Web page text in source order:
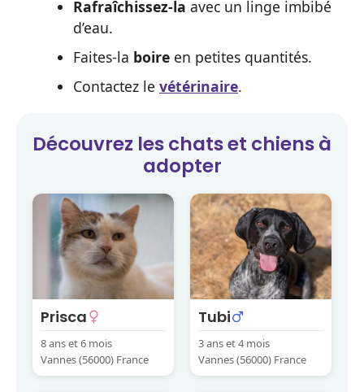
Rafraîchissez-la avec un linge imbibé
d’eau.
Faites-la boire en petites quantités.
Contactez le vétérinaire.
Découvrez leschats et chiensà
adopter
Prisca
8 ans et 6 mois
Vannes (56000) France
Tubi
3 ans et 4 mois
Vannes (56000) France